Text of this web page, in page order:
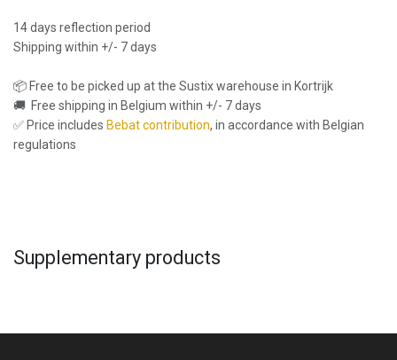
14 days reflection period
Shipping within +/- 7 days
📦 Free to be picked up at the Sustix warehouse in Kortrijk
🚚 Free shipping in Belgium within +/- 7 days
✅ Price includes Bebat contribution, in accordance with Belgian
regulations
Supplementary products